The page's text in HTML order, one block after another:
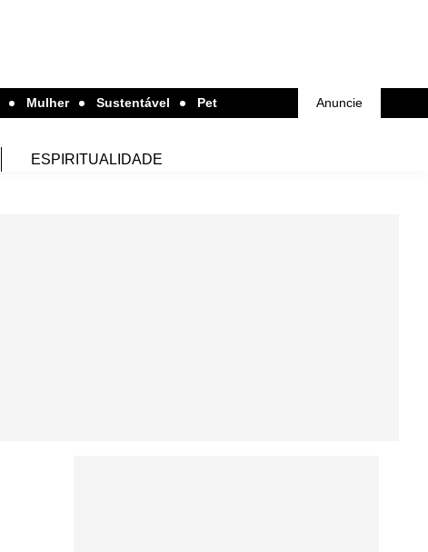
Mulher Sustentável Pet Anuncie
ESPIRITUALIDADE